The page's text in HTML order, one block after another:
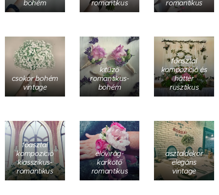
bohém romantikus romantikus
csokor bohém
vintage
kitűző
romantikus-
bohém
főasztal
kompozíció és
háttér
rusztikus
főasztal
kompozíció
klasszikus-
romantikus
élővirág-
karkötő
romantikus
asztaldekor
elegáns
vintage